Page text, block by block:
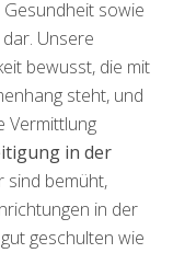
sowie
Unsere
bewusst, die mit
steht, und
Vermittlung
in der
sind bemüht,
in der
geschulten wie